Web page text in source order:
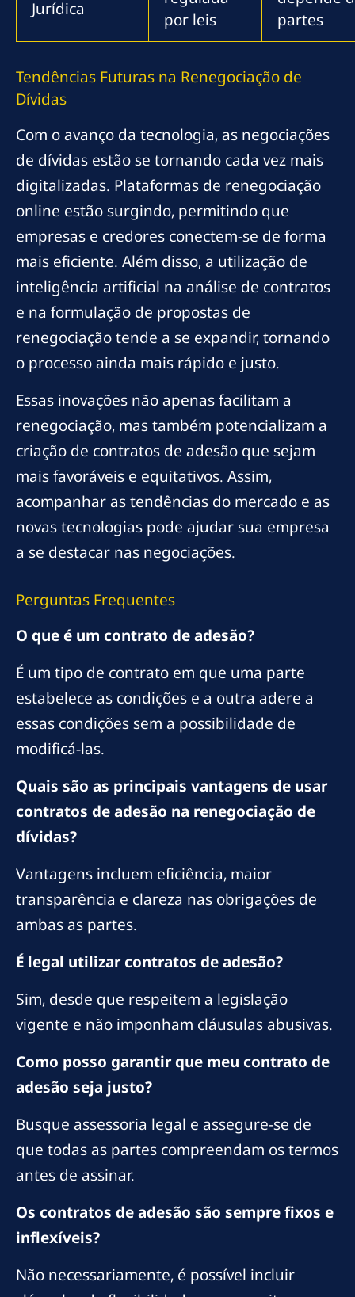
Jurídica
por leis
partes
Tendências Futuras na Renegociação de
Dívidas
Com o avanço da tecnologia, as negociações
de dívidas estão se tornando cada vez mais
digitalizadas. Plataformas de renegociação
online estão surgindo, permitindo que
empresas e credores conectem-se de forma
mais eficiente. Além disso, a utilização de
inteligência artificial na análise de contratos
e na formulação de propostas de
renegociação tende a se expandir, tornando
o processo ainda mais rápido e justo.
Essas inovações não apenas facilitam a
renegociação, mas também potencializam a
criação de contratos de adesão que sejam
mais favoráveis e equitativos. Assim,
acompanhar as tendências do mercado e as
novas tecnologias pode ajudar sua empresa
a se destacar nas negociações.
Perguntas Frequentes
O que é um contrato de adesão?
É um tipo de contrato em que uma parte
estabelece as condições e a outra adere a
essas condições sem a possibilidade de
modificá-las.
Quais são as principais vantagens de usar
contratos de adesão na renegociação de
dívidas?
Vantagens incluem eficiência, maior
transparência e clareza nas obrigações de
ambas as partes.
É legal utilizar contratos de adesão?
Sim, desde que respeitem a legislação
vigente e não imponham cláusulas abusivas.
Como posso garantir que meu contrato de
adesão seja justo?
Busque assessoria legal e assegure-se de
que todas as partes compreendam os termos
antes de assinar.
Os contratos de adesão são sempre fixos e
inflexíveis?
Não necessariamente, é possível incluir